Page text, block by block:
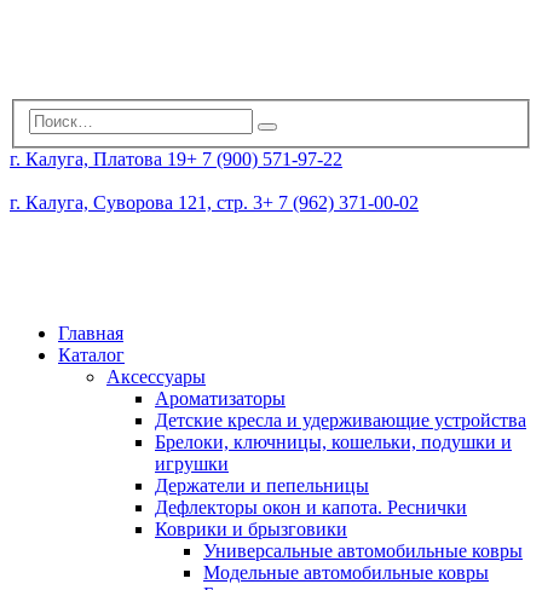
г. Калуга, Платова 19+ 7 (900) 571-97-22
г. Калуга, Суворова 121, стр. 3+ 7 (962) 371-00-02
Главная
Каталог
Аксессуары
Ароматизаторы
Детские кресла и удерживающие устройства
Брелоки, ключницы, кошельки, подушки и
игрушки
Держатели и пепельницы
Дефлекторы окон и капота. Реснички
Коврики и брызговики
Универсальные автомобильные ковры
Модельные автомобильные ковры